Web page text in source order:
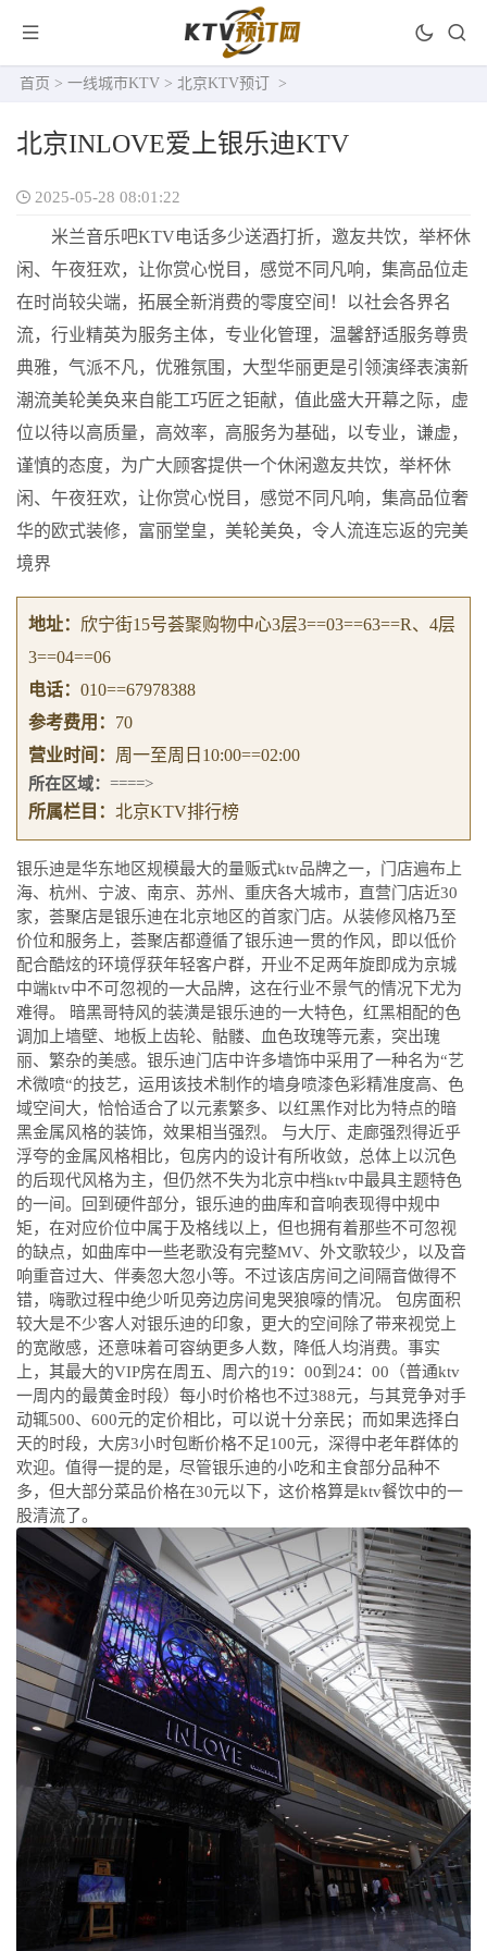
首页 > 一线城市KTV > 北京KTV预订 >
北京INLOVE爱上银乐迪KTV
2025-05-28 08:01:22
米兰音乐吧KTV电话多少送酒打折，邀友共饮，举杯休
闲、午夜狂欢，让你赏心悦目，感觉不同凡响，集高品位走
在时尚较尖端，拓展全新消费的零度空间！以社会各界名
流，行业精英为服务主体，专业化管理，温馨舒适服务尊贵
典雅，气派不凡，优雅氛围，大型华丽更是引领演绎表演新
潮流美轮美奂来自能工巧匠之钜献，值此盛大开幕之际，虚
位以待以高质量，高效率，高服务为基础，以专业，谦虚，
谨慎的态度，为广大顾客提供一个休闲邀友共饮，举杯休
闲、午夜狂欢，让你赏心悦目，感觉不同凡响，集高品位奢
华的欧式装修，富丽堂皇，美轮美奂，令人流连忘返的完美
境界
地址： 欣宁街15号荟聚购物中心3层3==03==63==R、4层
3==04==06
电话： 010==67978388
参考费用： 70
营业时间： 周一至周日10:00==02:00
所在区域： ====>
所属栏目： 北京KTV排行榜
银乐迪是华东地区规模最大的量贩式ktv品牌之一，门店遍布上
海、杭州、宁波、南京、苏州、重庆各大城市，直营门店近30
家，荟聚店是银乐迪在北京地区的首家门店。从装修风格乃至
价位和服务上，荟聚店都遵循了银乐迪一贯的作风，即以低价
配合酷炫的环境俘获年轻客户群，开业不足两年旋即成为京城
中端ktv中不可忽视的一大品牌，这在行业不景气的情况下尤为
难得。 暗黑哥特风的装潢是银乐迪的一大特色，红黑相配的色
调加上墙壁、地板上齿轮、骷髅、血色玫瑰等元素，突出瑰
丽、繁杂的美感。银乐迪门店中许多墙饰中采用了一种名为“艺
术微喷“的技艺，运用该技术制作的墙身喷漆色彩精准度高、色
域空间大，恰恰适合了以元素繁多、以红黑作对比为特点的暗
黑金属风格的装饰，效果相当强烈。 与大厅、走廊强烈得近乎
浮夸的金属风格相比，包房内的设计有所收敛，总体上以沉色
的后现代风格为主，但仍然不失为北京中档ktv中最具主题特色
的一间。回到硬件部分，银乐迪的曲库和音响表现得中规中
矩，在对应价位中属于及格线以上，但也拥有着那些不可忽视
的缺点，如曲库中一些老歌没有完整MV、外文歌较少，以及音
响重音过大、伴奏忽大忽小等。不过该店房间之间隔音做得不
错，嗨歌过程中绝少听见旁边房间鬼哭狼嚎的情况。 包房面积
较大是不少客人对银乐迪的印象，更大的空间除了带来视觉上
的宽敞感，还意味着可容纳更多人数，降低人均消费。事实
上，其最大的VIP房在周五、周六的19：00到24：00（普通ktv
一周内的最黄金时段）每小时价格也不过388元，与其竞争对手
动辄500、600元的定价相比，可以说十分亲民；而如果选择白
天的时段，大房3小时包断价格不足100元，深得中老年群体的
欢迎。值得一提的是，尽管银乐迪的小吃和主食部分品种不
多，但大部分菜品价格在30元以下，这价格算是ktv餐饮中的一
股清流了。